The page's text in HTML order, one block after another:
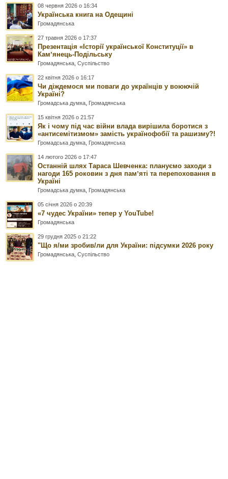
08 червня 2026 о 16:34
Українська книга на Одещині
Громадянська
27 травня 2026 о 17:37
Презентація «Історії української Конституції» в
Камʼянець-Подільську
Громадянська ,Суспільство
22 квітня 2026 о 16:17
Чи діждемося ми поваги до українців у воюючій
Україні?
Громадська думка Громадянська
15 квітня 2026 о 21:57
Як і чому під час війни влада вирішила боротися з
«антисемітизмом» замість українофобії та рашизму?!
Громадська думка Громадянська
14 лютого 2026 о 17:47
Останній шлях Тараса Шевченка: плануємо заходи з
нагоди 165 роковин з дня памʼяті та перепоховання в
Україні
Громадська думка Громадянська
05 січня 2026 о 20:39
«7 чудес України» тепер у YouTube!
Громадянська
29 грудня 2025 о 21:22
"Що я/ми зробив/ли для України: підсумки 2026 року
Громадянська ,Суспільство